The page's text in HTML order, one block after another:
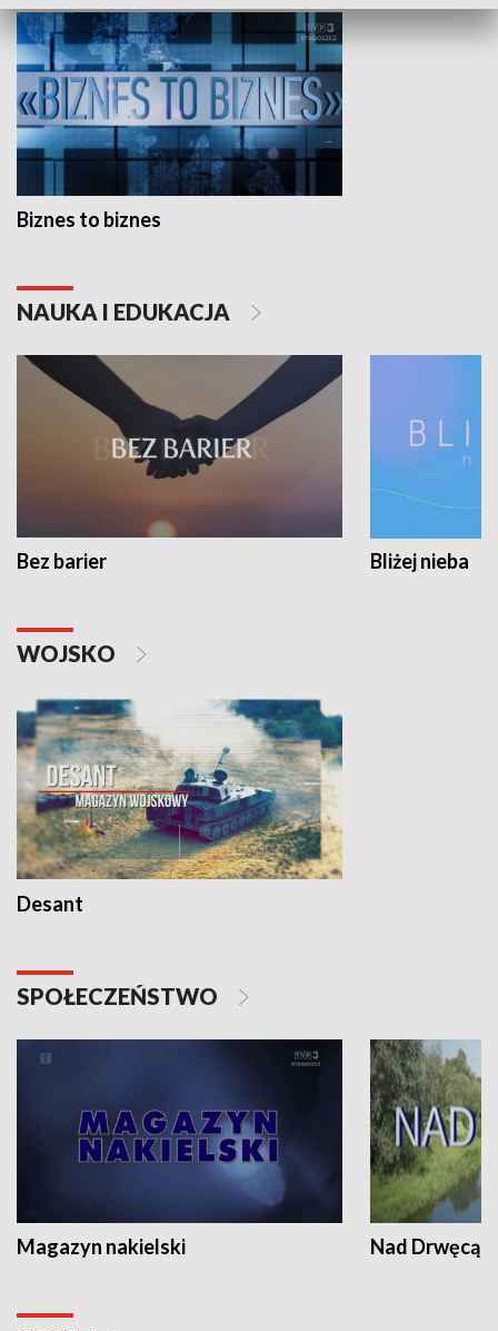
Biznes to biznes
NAUKA I EDUKACJA
Bez barier Bliżej nieba
WOJSKO
Desant
SPOŁECZEŃSTWO
Magazyn nakielski Nad Drwęcą